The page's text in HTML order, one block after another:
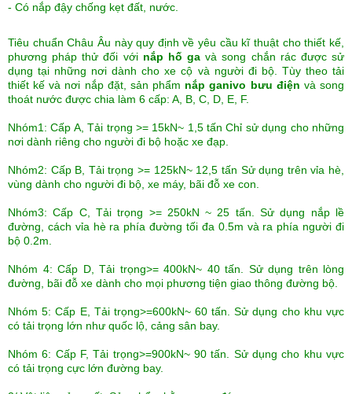
- Có nắp đậy chống kẹt đất, nước.
Tiêu chuẩn Châu Âu này quy định về yêu cầu kĩ thuật cho thiết kế,
phương pháp thử đối với nắp hố ga vàsong chắn rácđược sử
dụng tại những nơi dành cho xe cộ và người đi bộ. Tùy theo tải
thiết kế và nơi nắp đặt, sản phẩm nắp ganivo bưu điện và song
thoát nước được chia làm 6 cấp: A, B, C, D, E, F.
Nhóm1: Cấp A, Tải trọng >= 15kN~ 1,5 tấn Chỉ sử dụng cho những
nơi dành riêng cho người đi bộ hoặc xe đạp.
Nhóm2: Cấp B, Tải trọng >= 125kN~ 12,5 tấn Sử dụng trên vỉa hè,
vùng dành cho người đi bộ, xe máy, bãi đỗ xe con.
Nhóm3: Cấp C, Tải trọng >= 250kN ~ 25 tấn. Sử dụng nắp lề
đường, cách vỉa hè ra phía đường tối đa 0.5m và ra phía người đi
bộ 0.2m.
Nhóm 4: Cấp D, Tải trọng>= 400kN~ 40 tấn. Sử dụng trên lòng
đường, bãi đỗ xe dành cho mọi phương tiện giao thông đường bộ.
Nhóm 5: Cấp E, Tải trọng>=600kN~ 60 tấn. Sử dụng cho khu vực
có tải trọng lớn như quốc lộ, cảng sân bay.
Nhóm 6: Cấp F, Tải trọng>=900kN~ 90 tấn. Sử dụng cho khu vực
có tải trọng cực lớn đường bay.